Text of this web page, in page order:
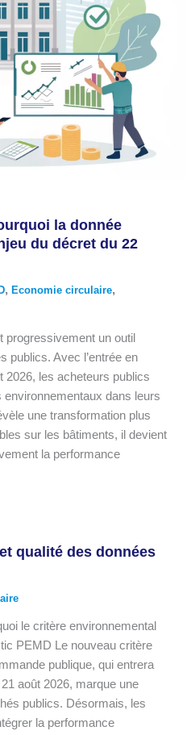
la donnée
du décret du 22
, Economie circulaire,
progressivement un outil
publics. Avec l’entrée en
2026, les acheteurs publics
dans leurs
une transformation plus
sur les bâtiments, il devient
la performance
qualité des données
le critère environnemental
PEMD Le nouveau critère
publique, qui entrera
août 2026, marque une
publics. Désormais, les
la performance